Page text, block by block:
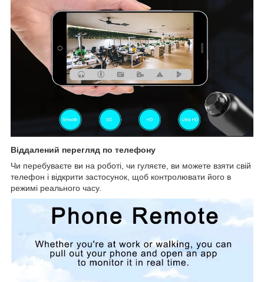
Віддалений перегляд по телефону
Чи перебуваєте ви на роботі, чи гуляєте, ви можете взяти свій
телефон і відкрити застосунок, щоб контролювати його в
режимі реального часу.